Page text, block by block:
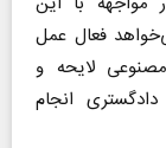
فعال عمل
لایحه و
انجام